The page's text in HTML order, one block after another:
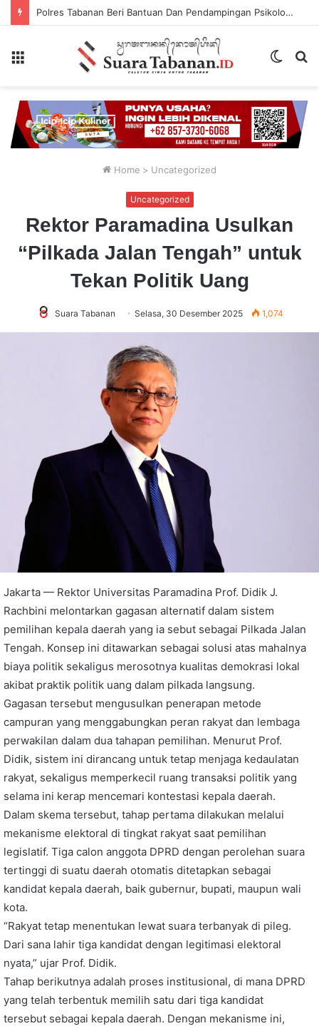
Polres Tabanan Beri Bantuan Dan Pendampingan Psikologis
Switch
Home > Uncategorized
Uncategorized
Rektor Paramadina Usulkan
“Pilkada Jalan Tengah” untuk
Tekan Politik Uang
Suara Tabanan Selasa, 30 Desember 2025 1,074
Jakarta — Rektor Universitas Paramadina Prof. Didik J.
Rachbini melontarkan gagasan alternatif dalam sistem
pemilihan kepala daerah yang ia sebut sebagai Pilkada Jalan
Tengah. Konsep ini ditawarkan sebagai solusi atas mahalnya
biaya politik sekaligus merosotnya kualitas demokrasi lokal
akibat praktik politik uang dalam pilkada langsung.
Gagasan tersebut mengusulkan penerapan metode
campuran yang menggabungkan peran rakyat dan lembaga
perwakilan dalam dua tahapan pemilihan. Menurut Prof.
Didik, sistem ini dirancang untuk tetap menjaga kedaulatan
rakyat, sekaligus memperkecil ruang transaksi politik yang
selama ini kerap mencemari kontestasi kepala daerah.
Dalam skema tersebut, tahap pertama dilakukan melalui
mekanisme elektoral di tingkat rakyat saat pemilihan
legislatif. Tiga calon anggota DPRD dengan perolehan suara
tertinggi di suatu daerah otomatis ditetapkan sebagai
kandidat kepala daerah, baik gubernur, bupati, maupun wali
kota.
“Rakyat tetap menentukan lewat suara terbanyak di pileg.
Dari sana lahir tiga kandidat dengan legitimasi elektoral
nyata,” ujar Prof. Didik.
Tahap berikutnya adalah proses institusional, di mana DPRD
yang telah terbentuk memilih satu dari tiga kandidat
tersebut sebagai kepala daerah. Dengan mekanisme ini,